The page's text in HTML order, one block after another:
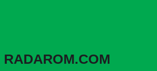
RADAROM.COM